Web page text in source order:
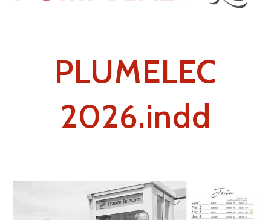
PLUMELEC
2026.indd